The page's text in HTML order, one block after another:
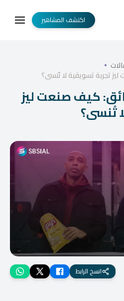
اكتشف المشاهير
تجربة تسويقية لا تُنسى؟
كيف صنعت ليز
تُنسى؟
انسخ الرابط